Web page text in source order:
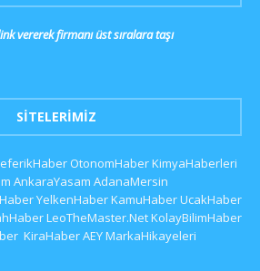
vererek firmanı üst sıralara taşı
SITELERIMIZ
OtonomHaberKimyaHaberleri
AnkaraYasam AdanaMersin
YelkenHaberKamuHaberUcakHaber
LeoTheMaster.NetKolayBilimHaber
KiraHaberAEYMarkaHikayeleri